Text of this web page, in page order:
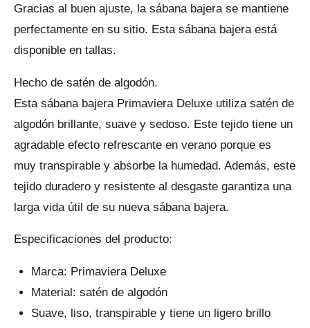
Gracias al buen ajuste, la sábana bajera se mantiene
perfectamente en su sitio. Esta sábana bajera está
disponible en tallas.
Hecho de satén de algodón.
Esta sábana bajera Primaviera Deluxe utiliza satén de
algodón brillante, suave y sedoso. Este tejido tiene un
agradable efecto refrescante en verano porque es
muy transpirable y absorbe la humedad. Además, este
tejido duradero y resistente al desgaste garantiza una
larga vida útil de su nueva sábana bajera.
Especificaciones del producto:
Marca: Primaviera Deluxe
Material: satén de algodón
Suave, liso, transpirable y tiene un ligero brillo